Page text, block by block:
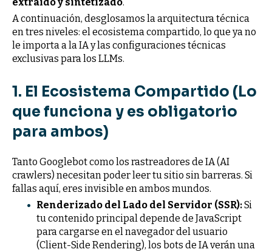
A continuación, desglosamos la arquitectura técnica
en tres niveles: el ecosistema compartido, lo que ya no
le importa a la IA y las configuraciones técnicas
exclusivas para los LLMs.
1. El Ecosistema Compartido (Lo
que funciona y es obligatorio
para ambos)
Tanto Googlebot como los rastreadores de IA (AI
crawlers) necesitan poder leer tu sitio sin barreras. Si
fallas aquí, eres invisible en ambos mundos.
Renderizado del Lado del Servidor (SSR):Si
tu contenido principal depende de JavaScript
para cargarse en el navegador del usuario
(Client-Side Rendering), los bots de IA verán una